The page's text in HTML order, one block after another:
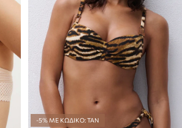
-5% ΜΕ ΚΩΔΙΚΟ: TAN